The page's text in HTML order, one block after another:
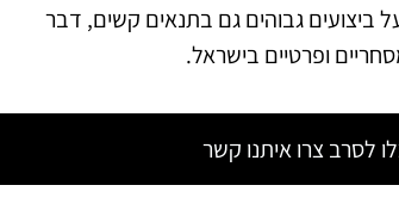
ביצועים גבוהים גם בתנאים קשים, דבר
ופרטיים בישראל.
לסרב צרו איתנו קשר